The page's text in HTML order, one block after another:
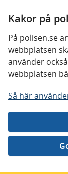
Kakor på
På polisen.se
webbplatsen
använder
webbplatsen
Så här